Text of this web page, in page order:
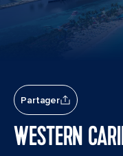
Partager
WESTERN